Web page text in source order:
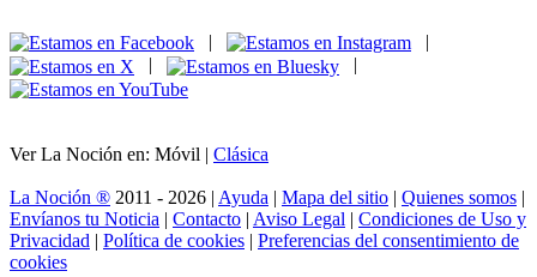
|
|
|
|
Ver La Noción en: Móvil | Clásica
La Noción ® 2011 - 2026 | Ayuda | Mapa del sitio | Quienes somos |
Envíanos tu Noticia | Contacto | Aviso Legal | Condiciones de Uso y
Privacidad | Política de cookies | Preferencias del consentimiento de
cookies